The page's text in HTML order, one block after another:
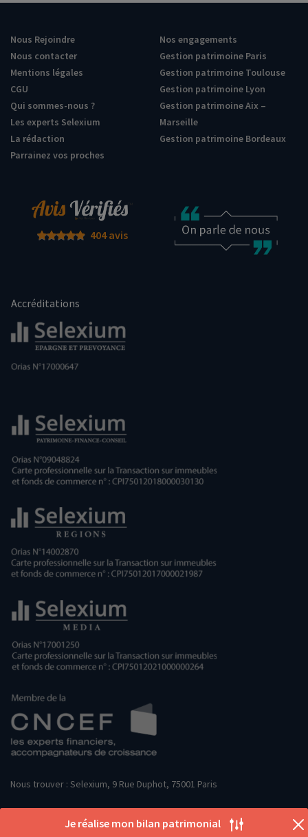
Je réalise mon bilan patrimonial
Nous Rejoindre
Nous contacter
Mentions légales
CGU
Qui sommes-nous ?
Les experts Selexium
La rédaction
Parrainez vos proches
Nos engagements
Gestion patrimoine Paris
Gestion patrimoine Toulouse
Gestion patrimoine Lyon
Gestion patrimoine Aix –
Marseille
Gestion patrimoine Bordeaux
404 avis
Accréditations
Nous trouver : Selexium, 9 Rue Duphot, 75001 Paris